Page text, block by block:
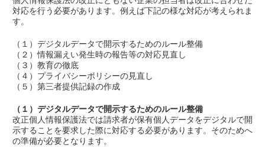
対応を行う必要があります。例えば下記の様な対応が考えられま
す。
（１）デジタルデータで開示するためのルール整備
（２）情報漏えい発生時の報告等の対応見直し
（３）教育の徹底
（４）プライバシーポリシーの見直し
（５）第三者提供記録の作成
（１）デジタルデータで開示するためのルール整備
改正個人情報保護法では請求者が保有個人データをデジタルで開
示することを要求した際に対応する必要があります。そのためへ
の準備が必要となります。